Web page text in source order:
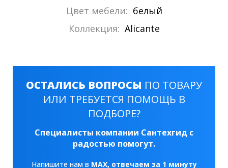
Цвет мебели: белый
Коллекция: Alicante
ОСТАЛИСЬ ВОПРОСЫ ПО ТОВАРУ
ИЛИ ТРЕБУЕТСЯ ПОМОЩЬ В
ПОДБОРЕ?
Специалисты компании Сантехгид с
радостью помогут.
Напишите нам в MAX, отвечаем за 1 минуту